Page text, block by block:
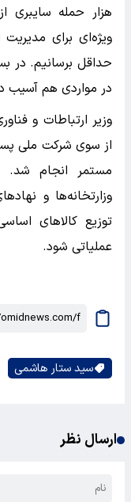
هزار حمله سایبری
ویژه‌ای برای
حداقل برسانیم. در
در مواردی هم آسیب
وزیر ارتباطات و
از سوی شرکت ملی
مستمر انجام شد.
وزارتخانه‌ها و
توزیع کالاهای
عملیاتی شود.
سید ستار هاشمی
ارسال نظر